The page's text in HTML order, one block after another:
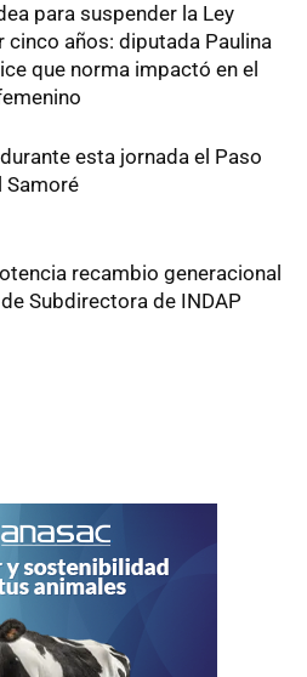
para suspender la Ley
cinco años: diputada Paulina
que norma impactó en el
esta jornada el Paso
Samoré
recambio generacional
Subdirectora de INDAP